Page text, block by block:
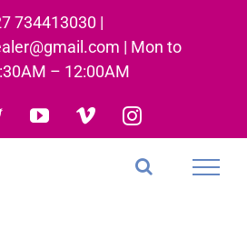
734413030 |
| Mon to
– 12:00AM
TwitterYouTubeVimeoInstagram